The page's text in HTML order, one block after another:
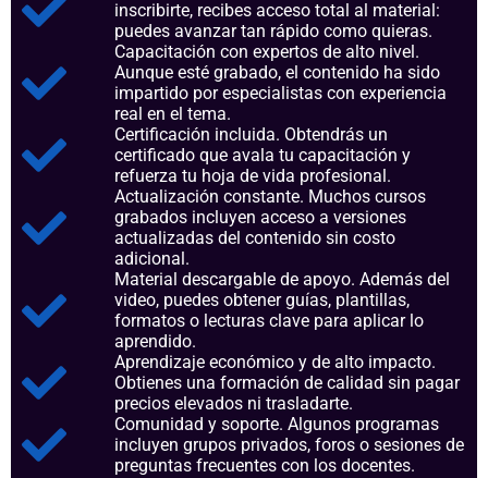
inscribirte, recibes acceso total al material:
puedes avanzar tan rápido como quieras.
Capacitación con expertos de alto nivel.
Aunque esté grabado, el contenido ha sido
impartido por especialistas con experiencia
real en el tema.
Certificación incluida. Obtendrás un
certificado que avala tu capacitación y
refuerza tu hoja de vida profesional.
Actualización constante. Muchos cursos
grabados incluyen acceso a versiones
actualizadas del contenido sin costo
adicional.
Material descargable de apoyo. Además del
video, puedes obtener guías, plantillas,
formatos o lecturas clave para aplicar lo
aprendido.
Aprendizaje económico y de alto impacto.
Obtienes una formación de calidad sin pagar
precios elevados ni trasladarte.
Comunidad y soporte. Algunos programas
incluyen grupos privados, foros o sesiones de
preguntas frecuentes con los docentes.